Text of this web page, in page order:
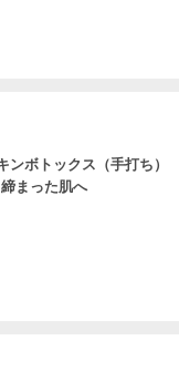
ンボトックス（手打ち）
まった肌へ